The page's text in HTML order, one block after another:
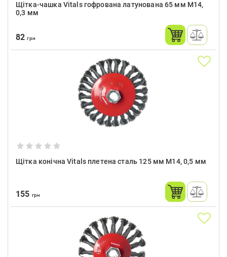
Щітка-чашка Vitals гофрована латунована 65 мм М14,
0,3 мм
82грн
Щітка конічна Vitals плетена сталь 125 мм М14, 0,5 мм
155 грн